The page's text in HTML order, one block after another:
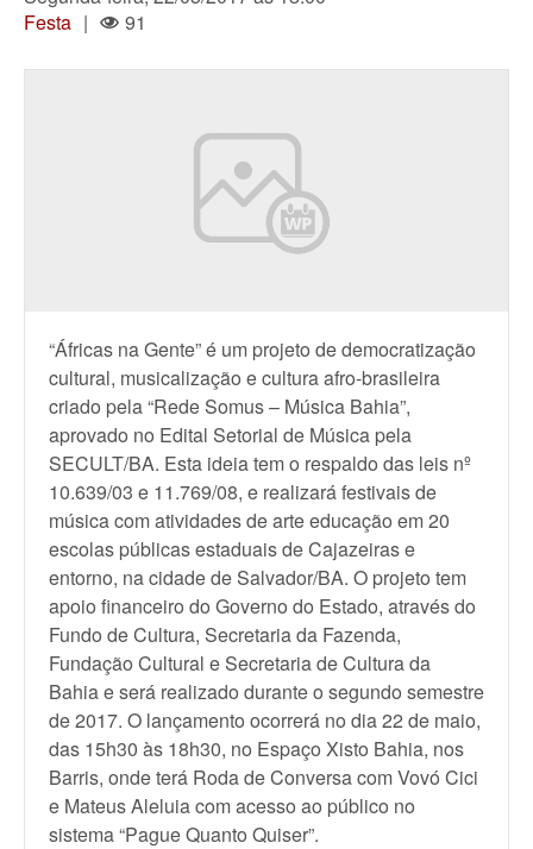
Festa | 91
“Áfricas na Gente” é um projeto de democratização
cultural, musicalização e cultura afro-brasileira
criado pela “Rede Somus – Música Bahia”,
aprovado no Edital Setorial de Música pela
SECULT/BA. Esta ideia tem o respaldo das leis nº
10.639/03 e 11.769/08, e realizará festivais de
música com atividades de arte educação em 20
escolas públicas estaduais de Cajazeiras e
entorno, na cidade de Salvador/BA. O projeto tem
apoio financeiro do Governo do Estado, através do
Fundo de Cultura, Secretaria da Fazenda,
Fundação Cultural e Secretaria de Cultura da
Bahia e será realizado durante o segundo semestre
de 2017. O lançamento ocorrerá no dia 22 de maio,
das 15h30 às 18h30, no Espaço Xisto Bahia, nos
Barris, onde terá Roda de Conversa com Vovó Cici
e Mateus Aleluia com acesso ao público no
sistema “Pague Quanto Quiser”.